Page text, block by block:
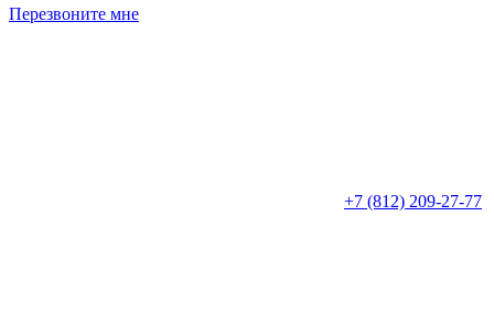
Перезвоните мне
+7 (812) 209-27-77